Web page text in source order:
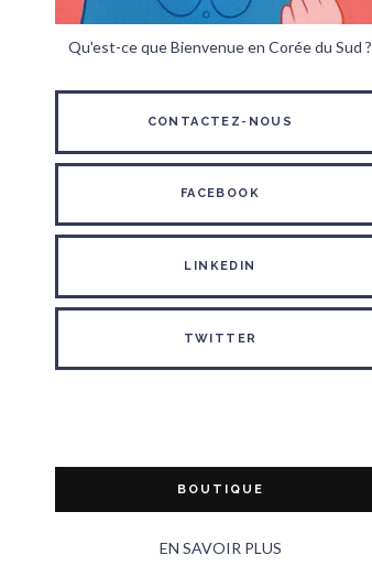
Qu'est-ce que Bienvenue en Corée du Sud ?
CONTACTEZ-NOUS
FACEBOOK
LINKEDIN
TWITTER
BOUTIQUE
EN SAVOIR PLUS